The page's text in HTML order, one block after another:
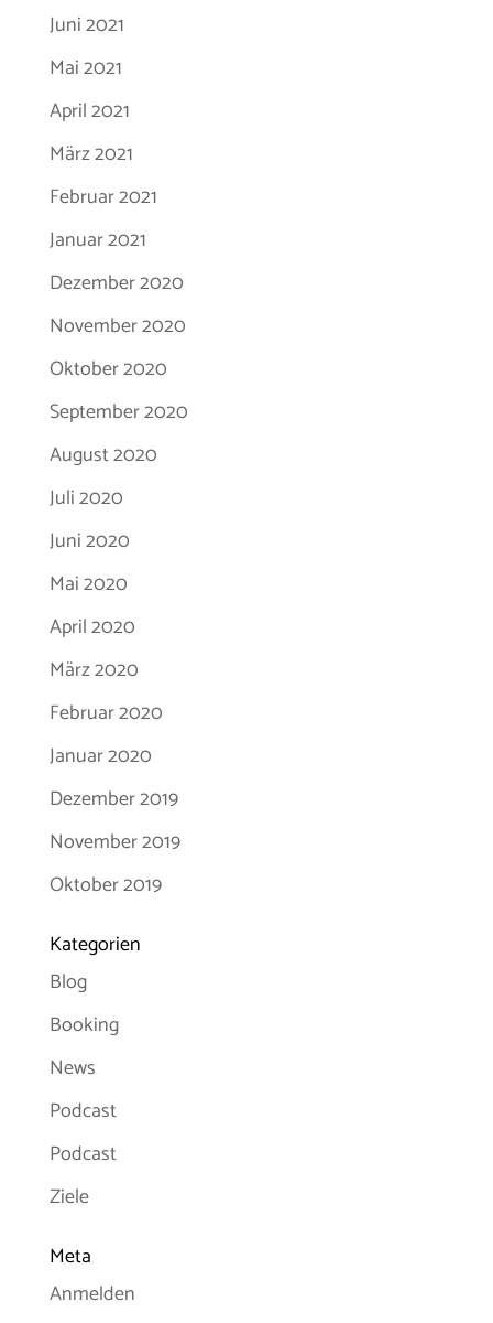
Juni 2021
Mai 2021
April 2021
März 2021
Februar 2021
Januar 2021
Dezember 2020
November 2020
Oktober 2020
September 2020
August 2020
Juli 2020
Juni 2020
Mai 2020
April 2020
März 2020
Februar 2020
Januar 2020
Dezember 2019
November 2019
Oktober 2019
Kategorien
Blog
Booking
News
Podcast
Podcast
Ziele
Meta
Anmelden